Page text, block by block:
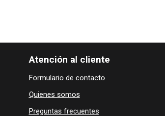
Atención al cliente
Formulario de contacto
Quienes ​som​​​os
Preguntas frecuentes